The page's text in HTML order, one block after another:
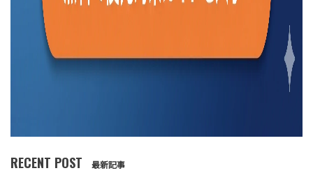
RECENT POST 最新記事